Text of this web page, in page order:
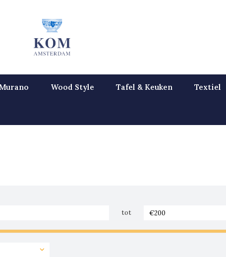
Wood Style Tafel & Keuken Textiel
tot